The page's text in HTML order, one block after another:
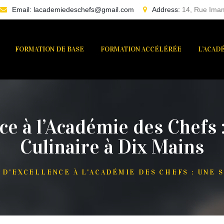
Email: lacademiedeschefs@gmail.com Address: 14, Rue
FORMATION DE BASE FORMATION ACCÉLÉRÉE
à l’Académie des
Culinaire à Dix Mains
D'EXCELLENCE À L'ACADÉMIE DES CHEFS : UNE